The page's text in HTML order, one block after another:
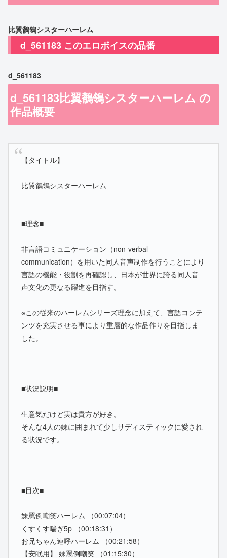
比翼鶺鴒シスターハーレム
d_561183 このエロボイスの品番
d_561183
d_561183比翼鶺鴒シスターハーレム の
作品概要
【タイトル】
比翼鶺鴒シスターハーレム
■理念■
非言語コミュニケーション（non-verbal
communication）を用いた同人音声制作を行うことにより
言語の機能・役割を再確認し、日本が世界に誇る同人音
声文化の更なる躍進を目指す。
※この従来のハーレムシリーズ理念に加えて、言語コンテ
ンツを充実させる事により重層的な作品作りを目指しま
した。
■状況説明■
生意気だけど実は貴方が好き。
そんな4人の妹に囲まれて少しサディスティックに愛され
る状況です。
■目次■
妹罵倒嘲笑ハーレム （00:07:04）
くすくす喘ぎ5p （00:18:31）
お兄ちゃん連呼ハーレム （00:21:58）
【安眠用】 妹罵倒嘲笑 （01:15:30）